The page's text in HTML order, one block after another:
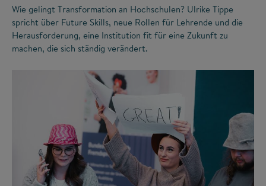
Wie gelingt Transformation an Hochschulen? Ulrike Tippe
spricht über Future Skills, neue Rollen für Lehrende und die
Herausforderung, eine Institution fit für eine Zukunft zu
machen, die sich ständig verändert.